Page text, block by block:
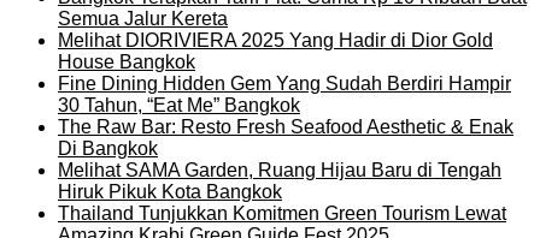
Semua Jalur Kereta
Melihat DIORIVIERA 2025 Yang Hadir di Dior Gold
House Bangkok
Fine Dining Hidden Gem Yang Sudah Berdiri Hampir
30 Tahun, “Eat Me” Bangkok
The Raw Bar: Resto Fresh Seafood Aesthetic & Enak
Di Bangkok
Melihat SAMA Garden, Ruang Hijau Baru di Tengah
Hiruk Pikuk Kota Bangkok
Thailand Tunjukkan Komitmen Green Tourism Lewat